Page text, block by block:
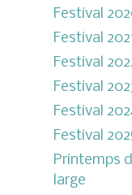
Festival
Festival
Festival
Festival
Festival
Festival
Printemps
large